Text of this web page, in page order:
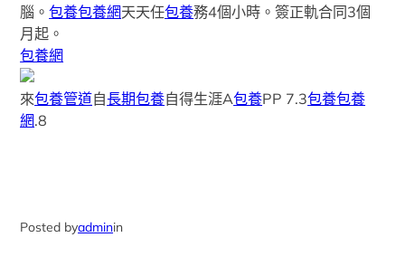
腦。包養包養網天天任包養務4個小時。簽正軌合同3個
月起。
包養網
來包養管道自長期包養自得生涯A包養PP 7.3包養包養
網.8
Posted byadminin